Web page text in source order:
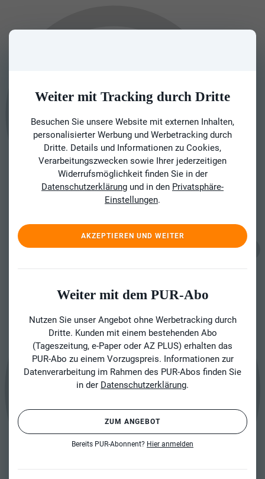
Weiter mit Tracking durch Dritte
Besuchen Sie unsere Website mit externen Inhalten,
personalisierter Werbung und Werbetracking durch
Dritte. Details und Informationen zu Cookies,
Verarbeitungszwecken sowie Ihrer jederzeitigen
Widerrufsmöglichkeit finden Sie in der
Datenschutzerklärung und in den Privatsphäre-
Einstellungen.
AKZEPTIEREN UND WEITER
Weiter mit dem PUR-Abo
Nutzen Sie unser Angebot ohne Werbetracking durch
Dritte. Kunden mit einem bestehenden Abo
(Tageszeitung, e-Paper oder AZ PLUS) erhalten das
PUR-Abo zu einem Vorzugspreis. Informationen zur
Datenverarbeitung im Rahmen des PUR-Abos finden Sie
in der Datenschutzerklärung.
ZUM ANGEBOT
Bereits PUR-Abonnent? Hier anmelden